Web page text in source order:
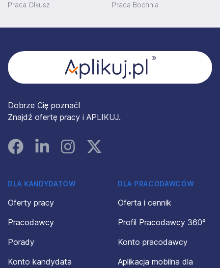
Praca Olkusz Praca Bochnia
Dobrze Cię poznać!
Znajdź ofertę pracy i APLIKUJ.
FacebookLinked InInstagramInstagram
DLA KANDYDATÓW
Oferty pracy
Pracodawcy
Porady
Konto kandydata
DLA PRACODAWCÓW
Oferta i cennik
Profil Pracodawcy 360°
Konto pracodawcy
Aplikacja mobilna dla